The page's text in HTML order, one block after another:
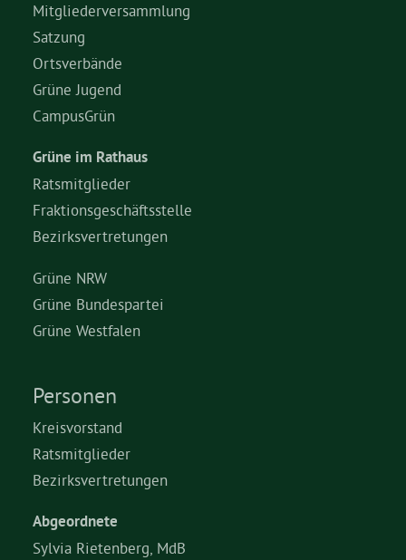
Kontakt
Mitgliederversammlung
Satzung
Ortsverbände
Grüne Jugend
CampusGrün
Grüne im Rathaus
Ratsmitglieder
Fraktionsgeschäftsstelle
Bezirksvertretungen
Grüne NRW
Grüne Bundespartei
Grüne Westfalen
Personen
Kreisvorstand
Ratsmitglieder
Bezirksvertretungen
Abgeordnete
Sylvia Rietenberg, MdB